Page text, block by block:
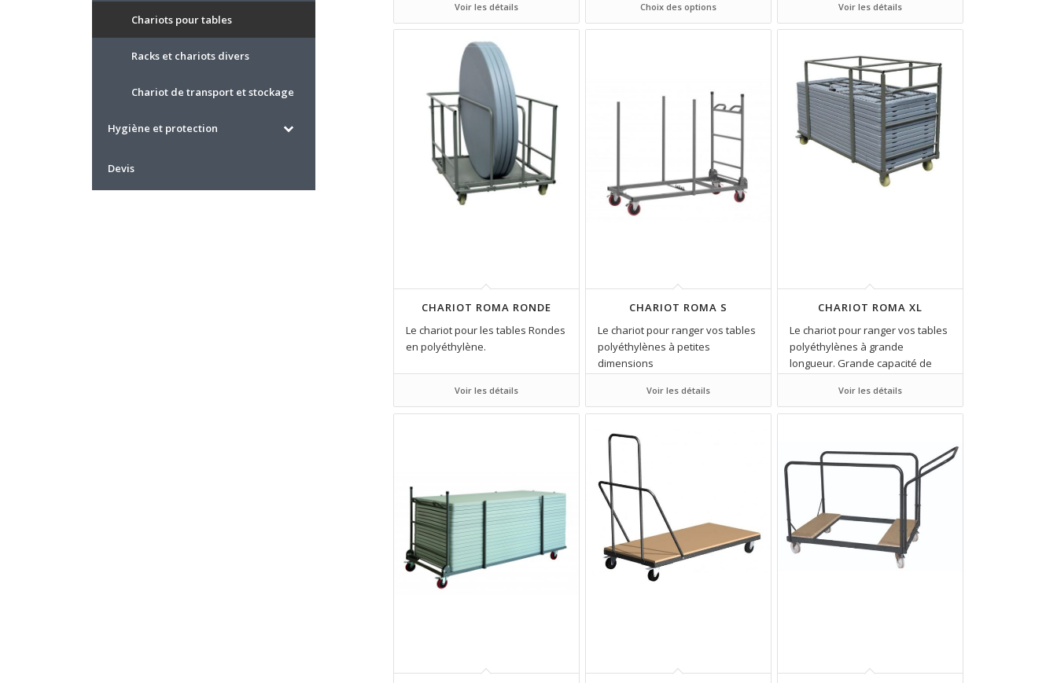
Voir les détails Choix des options Voir les détails
CHARIOT ROMA RONDE
Le chariot pour les tables Rondes
en polyéthylène.
Voir les détails
CHARIOT ROMA S
Le chariot pour ranger vos tables
polyéthylènes à petites
dimensions
Voir les détails
CHARIOT ROMA XL
Le chariot pour ranger vos tables
polyéthylènes à grande
longueur. Grande capacité de
Voir les détails
Chariots pour tables
Racks et chariots divers
Chariot de transport et stockage
Hygiène et protection
Devis